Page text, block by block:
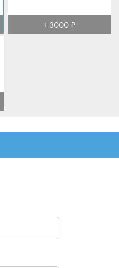
+ 3000 ₽